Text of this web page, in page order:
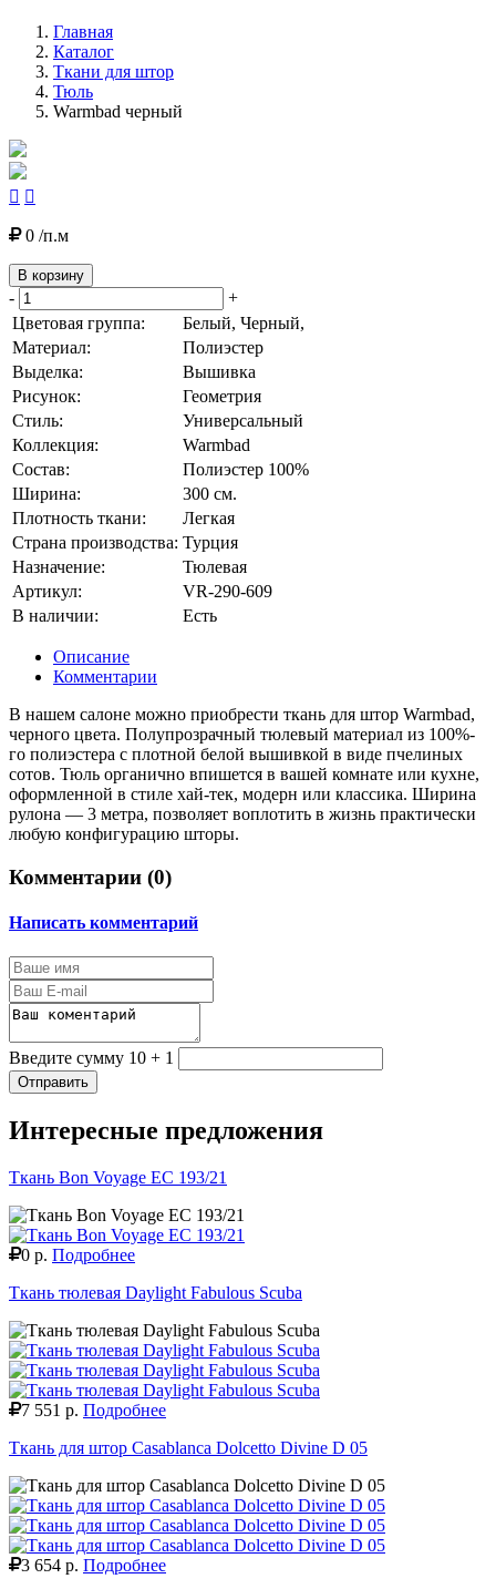
Главная
Каталог
Ткани для штор
Тюль
Warmbad черный
 
0 /п.м
В корзину
-
+
Цветовая группа:
Белый, Черный,
Материал:
Полиэстер
Выделка:
Вышивка
Рисунок:
Геометрия
Стиль:
Универсальный
Коллекция:
Warmbad
Состав:
Полиэстер 100%
Ширина:
300 см.
Плотность ткани:
Легкая
Страна производства: Турция
Назначение:
Тюлевая
Артикул:
VR-290-609
В наличии:
Есть
Описание
Комментарии
В нашем салоне можно приобрести ткань для штор Warmbad,
черного цвета. Полупрозрачный тюлевый материал из 100%-
го полиэстера с плотной белой вышивкой в виде пчелиных
сотов. Тюль органично впишется в вашей комнате или кухне,
оформленной в стиле хай-тек, модерн или классика. Ширина
рулона — 3 метра, позволяет воплотить в жизнь практически
любую конфигурацию шторы.
Комментарии (0)
Написать комментарий
Введите сумму 10 + 1
Отправить
Интересные предложения
Ткань Bon Voyage EC 193/21
0 р. Подробнее
Ткань тюлевая Daylight Fabulous Scuba
7 551 р. Подробнее
Ткань для штор Casablanca Dolcetto Divine D 05
3 654 р. Подробнее